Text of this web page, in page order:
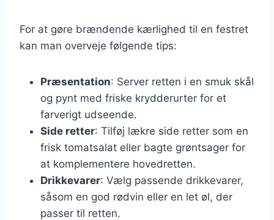
For at gøre brændende kærlighed til en festret
kan man overveje følgende tips:
Præsentation: Server retten i en smuk skål
og pynt med friske krydderurter for et
farverigt udseende.
Side retter: Tilføj lækre side retter som en
frisk tomatsalat eller bagte grøntsager for
at komplementere hovedretten.
Drikkevarer: Vælg passende drikkevarer,
såsom en god rødvin eller en let øl, der
passer til retten.